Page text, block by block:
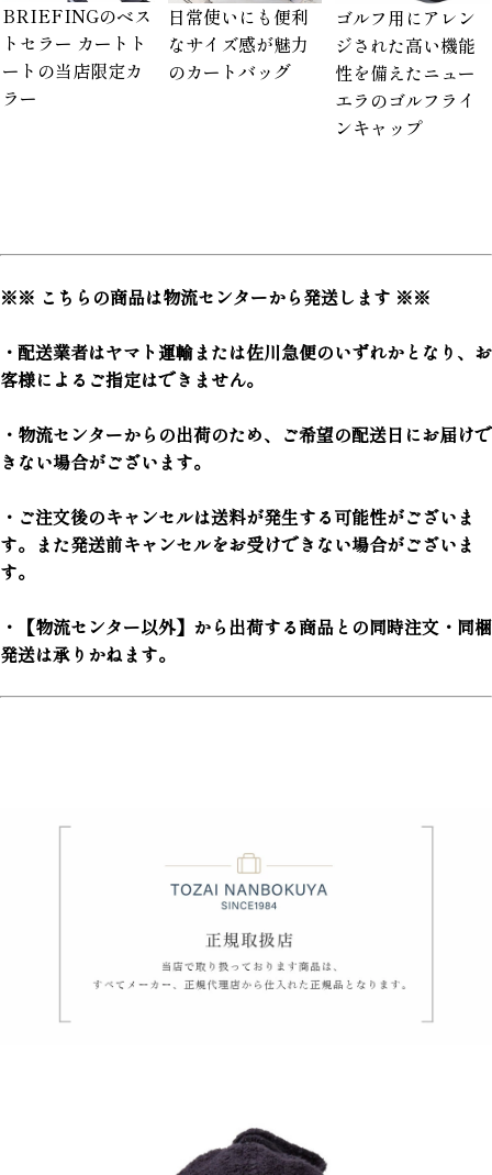
BRIEFINGのベス
トセラー カートト
ートの当店限定カ
ラー
日常使いにも便利
なサイズ感が魅力
のカートバッグ
ゴルフ用にアレン
ジされた高い機能
性を備えたニュー
エラのゴルフライ
ンキャップ
※※ こちらの商品は物流センターから発送します ※※
・配送業者はヤマト運輸または佐川急便のいずれかとなり、お
客様によるご指定はできません。
・物流センターからの出荷のため、ご希望の配送日にお届けで
きない場合がございます。
・ご注文後のキャンセルは送料が発生する可能性がございま
す。また発送前キャンセルをお受けできない場合がございま
す。
・【物流センター以外】から出荷する商品との同時注文・同梱
発送は承りかねます。